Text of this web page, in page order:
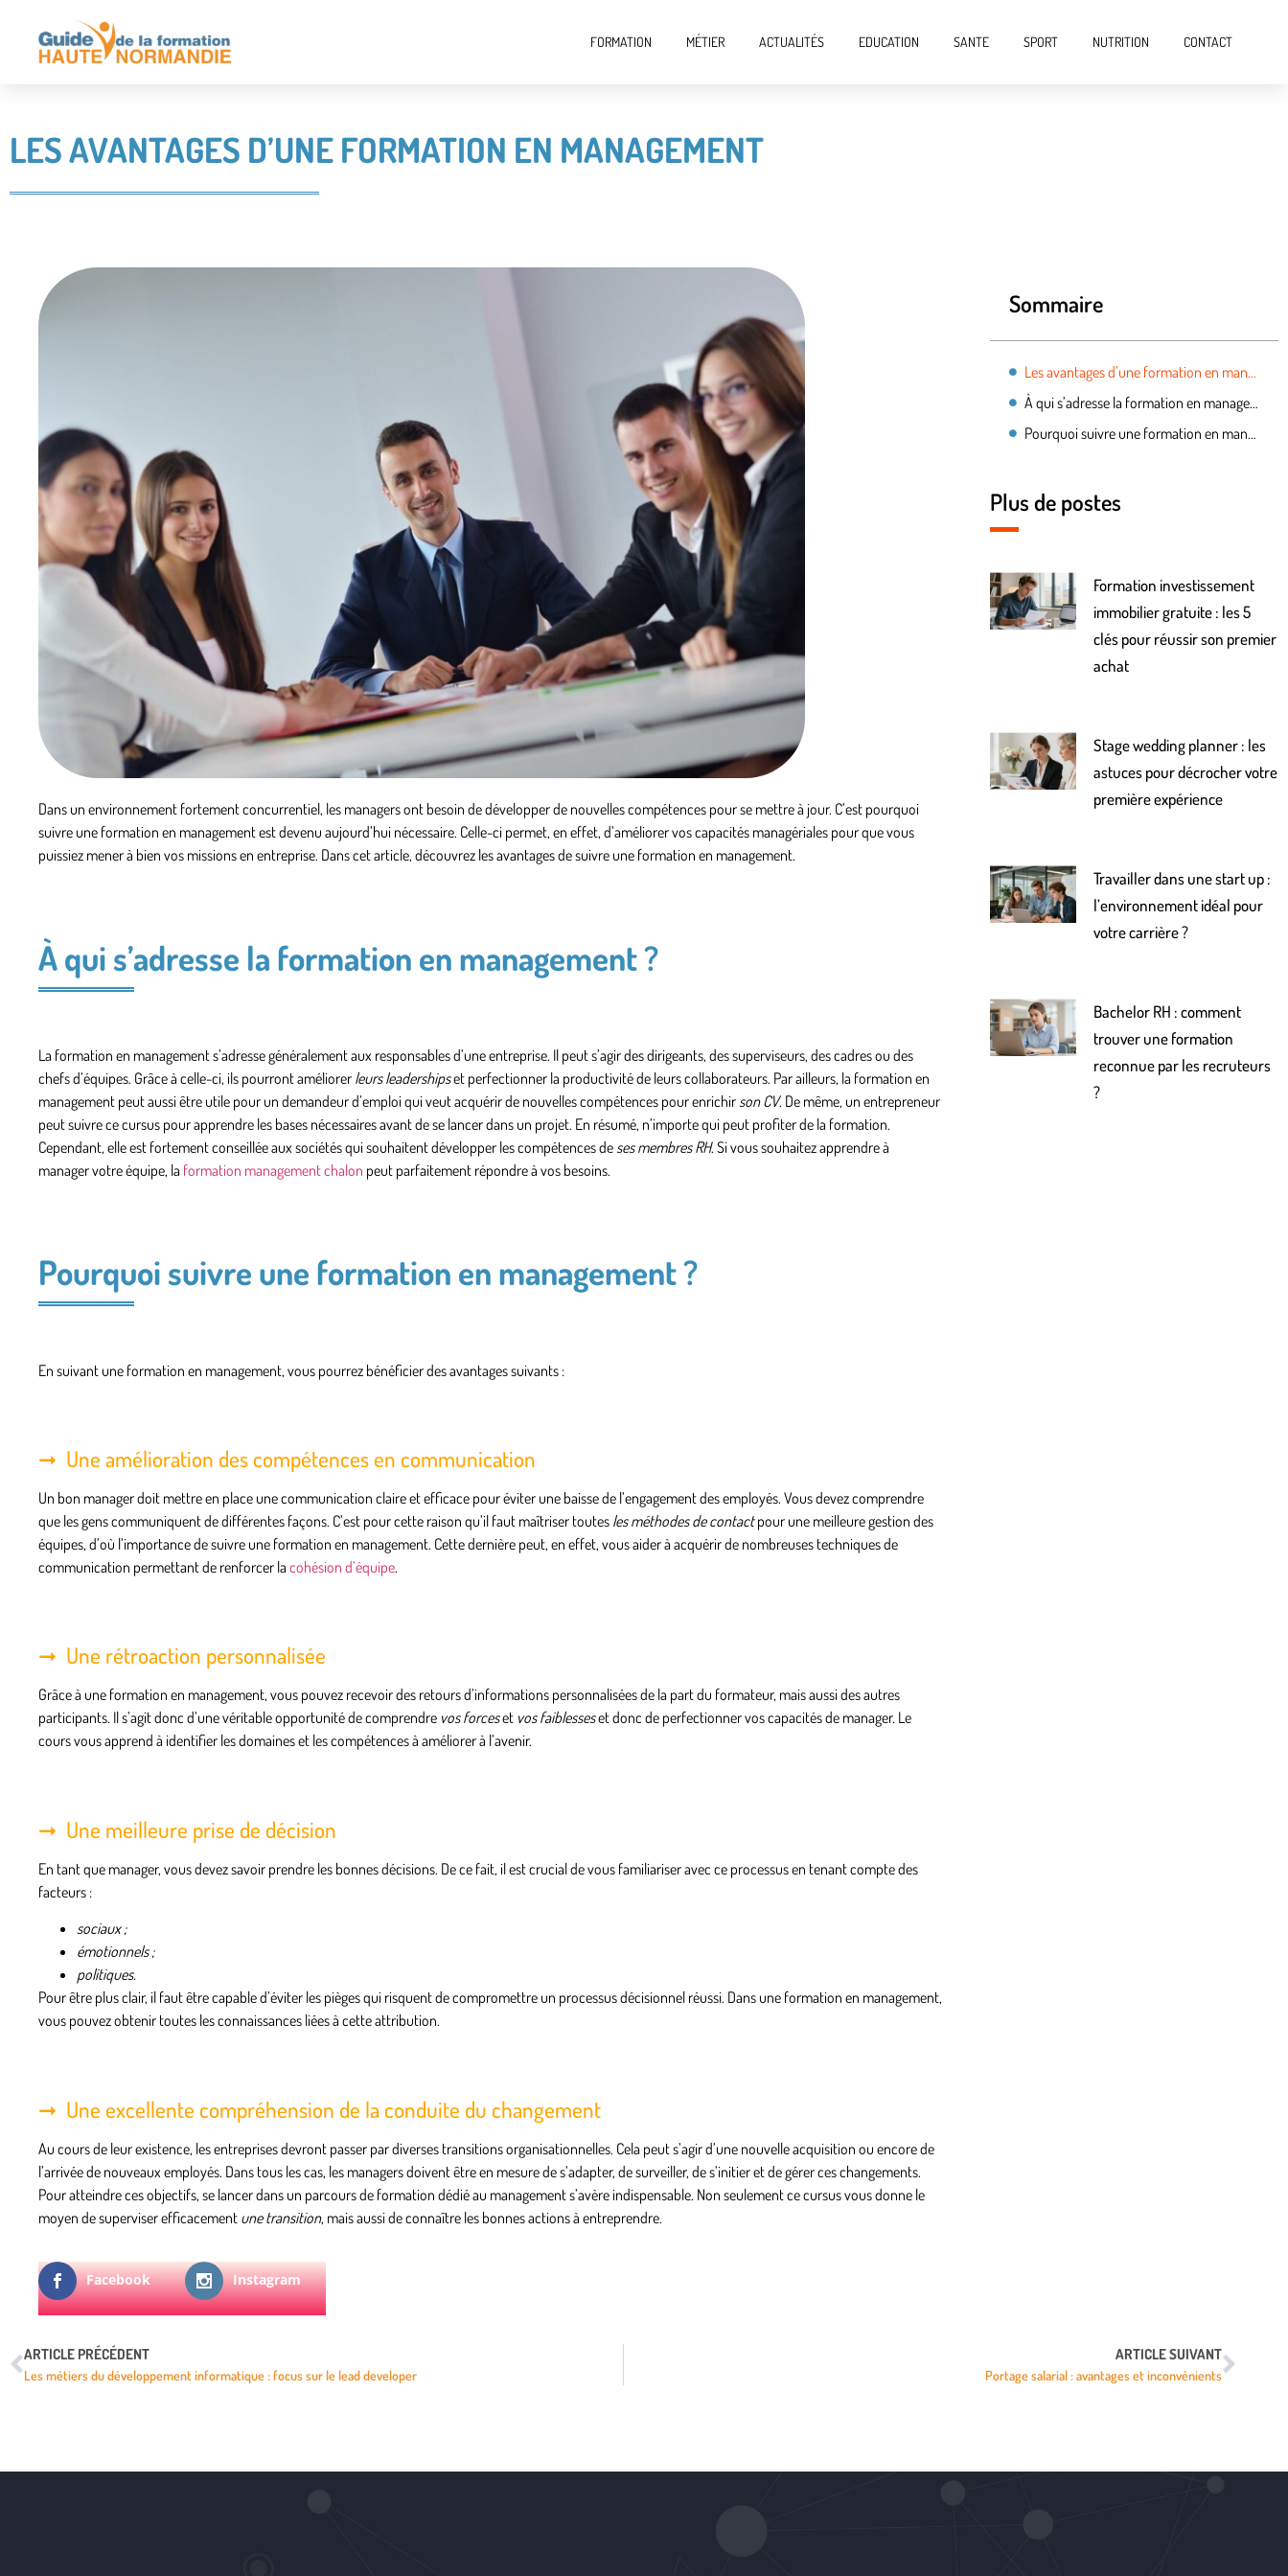
FORMATION MÉTIER ACTUALITÉS EDUCATION SANTE SPORT NUTRITION CONTACT
LES AVANTAGES D’UNE FORMATION EN MANAGEMENT
Dans un environnement fortement concurrentiel, les managers ont besoin de développer de nouvelles compétences pour se mettre à jour. C’est pourquoi
suivre une formation en management est devenu aujourd’hui nécessaire. Celle-ci permet, en effet, d’améliorer vos capacités managériales pour que vous
puissiez mener à bien vos missions en entreprise. Dans cet article, découvrez les avantages de suivre une formation en management.
À qui s’adresse la formation en management ?
La formation en management s’adresse généralementaux responsables d’une entreprise. Il peut s’agir des dirigeants, des superviseurs, des cadres ou des
chefs d’équipes. Grâce à celle-ci, ils pourront améliorer leurs leadershipset perfectionner la productivité de leurs collaborateurs. Par ailleurs, la formation en
management peut aussi être utile pour un demandeur d’emploiqui veut acquérir de nouvelles compétences pour enrichir son CV. De même, un entrepreneur
peut suivre ce cursus pour apprendre les bases nécessaires avant de se lancer dans un projet. En résumé, n’importe qui peut profiter de la formation.
Cependant, elle est fortement conseillée aux sociétés qui souhaitent développer les compétences de ses membres RH. Si vous souhaitez apprendre à
manager votre équipe, la formation management chalon peut parfaitement répondre à vos besoins.
Pourquoi suivre une formation en management ?
En suivant une formation en management, vous pourrez bénéficier des avantages suivants :
Une amélioration des compétences en communication
Un bon manager doit mettre en place une communication claireetefficace pour éviter une baisse de l’engagement des employés. Vous devez comprendre
que les gens communiquent de différentes façons. C’est pour cette raison qu’il faut maîtriser toutes les méthodes de contactpour une meilleure gestion des
équipes, d’où l’importance de suivre une formation en management. Cette dernière peut, en effet, vous aider à acquérir de nombreuses techniques de
communication permettant de renforcer la cohésion d’équipe.
Une rétroaction personnalisée
Grâce à une formation en management, vous pouvez recevoirdes retours d’informations personnaliséesde la part du formateur, mais aussi des autres
participants. Il s’agit donc d’une véritable opportunité de comprendre vos forceset vos faiblesseset donc de perfectionner vos capacités de manager. Le
cours vous apprend à identifier les domaines et les compétences à améliorer à l’avenir.
Une meilleure prise de décision
En tant que manager, vous devez savoir prendre les bonnes décisions. De ce fait, il est crucial de vous familiariser avec ce processus en tenant compte des
facteurs :
sociaux ;
émotionnels ;
politiques.
Pour être plus clair, il faut être capable d’éviter les pièges qui risquent de compromettre un processus décisionnel réussi. Dans une formation en management,
vous pouvez obtenir toutes les connaissances liées à cette attribution.
Une excellente compréhension de la conduite du changement
Au cours de leur existence, les entreprises devront passer par diverses transitions organisationnelles. Cela peut s’agir d’une nouvelle acquisition ou encore de
l’arrivée de nouveaux employés. Dans tous les cas, les managers doivent être en mesure de s’adapter, de surveiller, de s’initier et de gérer ces changements.
Pour atteindre ces objectifs, se lancer dans un parcours de formation dédié au management s’avère indispensable. Non seulement ce cursus vous donne le
moyen de superviser efficacement une transition, mais aussi de connaître les bonnes actions à entreprendre.
Facebook Instagram
Sommaire
Les avantages d’une formation en management
À qui s’adresse la formation en management ?
Pourquoi suivre une formation en management ?
Plus de postes
Formation investissement
immobilier gratuite : les 5
clés pour réussir son premier
achat
Stage wedding planner : les
astuces pour décrocher votre
première expérience
Travailler dans une start up :
l’environnement idéal pour
votre carrière ?
Bachelor RH : comment
trouver une formation
reconnue par les recruteurs
?
ARTICLE PRÉCÉDENT
Les métiers du développement informatique : focus sur le lead developer
ARTICLE SUIVANT
Portage salarial : avantages et inconvénients